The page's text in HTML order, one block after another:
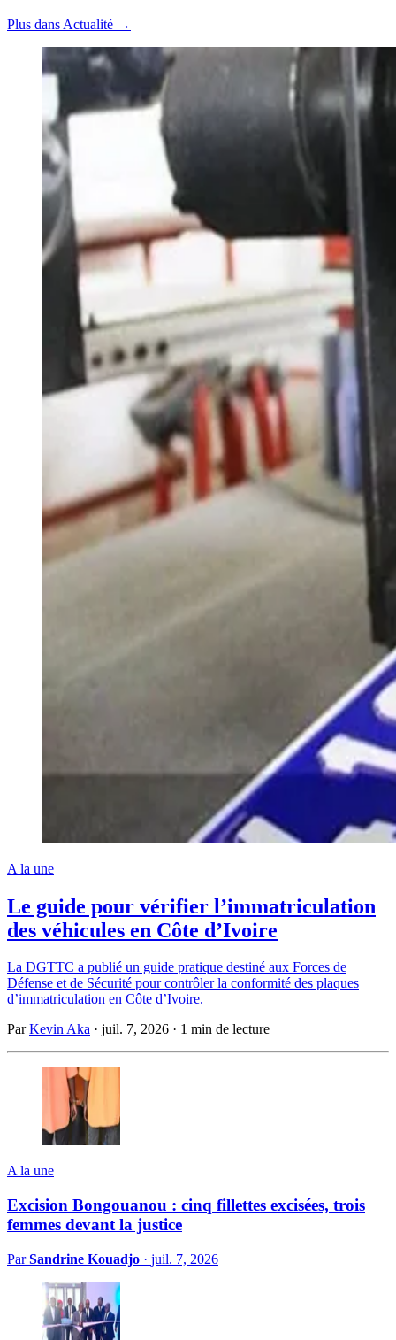
Plus dans Actualité →
A la une
Le guide pour vérifier l’immatriculation
des véhicules en Côte d’Ivoire
La DGTTC a publié un guide pratique destiné aux Forces de
Défense et de Sécurité pour contrôler la conformité des plaques
d’immatriculation en Côte d’Ivoire.
ParKevin Aka · juil. 7, 2026 · 1 min de lecture
A la une
Excision Bongouanou : cinq fillettes excisées, trois
femmes devant la justice
ParSandrine Kouadjo · juil. 7, 2026